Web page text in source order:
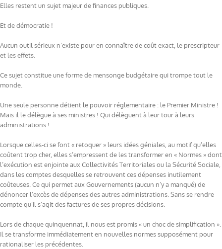
Elles restent un sujet majeur de finances publiques.
Et de démocratie !
Aucun outil sérieux n’existe pour en connaître de coût exact, le prescripteur
et les effets.
Ce sujet constitue une forme de mensonge budgétaire qui trompe tout le
monde.
Une seule personne détient le pouvoir réglementaire : le Premier Ministre !
Mais il le délègue à ses ministres ! Qui délèguent à leur tour à leurs
administrations !
Lorsque celles-ci se font « retoquer » leurs idées géniales, au motif qu’elles
coûtent trop cher, elles s’empressent de les transformer en « Normes » dont
l’exécution est enjointe aux Collectivités Territoriales ou la Sécurité Sociale,
dans les comptes desquelles se retrouvent ces dépenses inutilement
coûteuses. Ce qui permet aux Gouvernements (aucun n’y a manqué) de
dénoncer l’excès de dépenses des autres administrations. Sans se rendre
compte qu’il s’agit des factures de ses propres décisions.
Lors de chaque quinquennat, il nous est promis « un choc de simplification ».
Il se transforme immédiatement en nouvelles normes supposément pour
rationaliser les précédentes.